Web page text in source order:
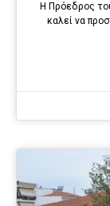
Η Πρόεδρος
καλεί να